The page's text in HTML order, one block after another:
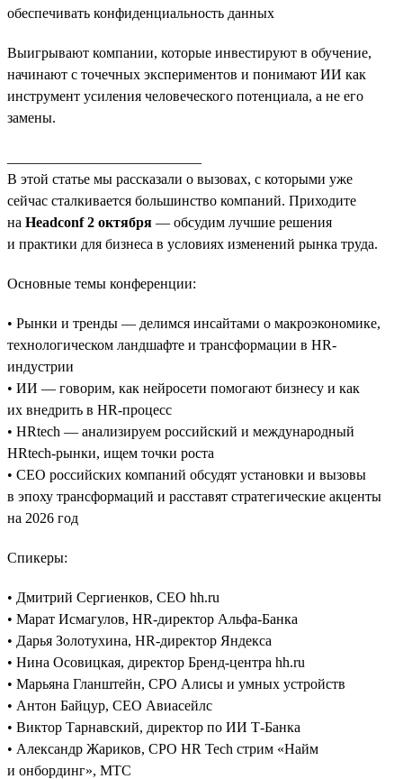
обеспечивать конфиденциальность данных
Выигрывают компании, которые инвестируют в обучение,
начинают с точечных экспериментов и понимают ИИ как
инструмент усиления человеческого потенциала, а не его
замены.
В этой статье мы рассказали о вызовах, с которыми уже
сейчас сталкивается большинство компаний. Приходите
на Headconf 2 октября — обсудим лучшие решения
и практики для бизнеса в условиях изменений рынка труда.
Основные темы конференции:
• Рынки и тренды — делимся инсайтами о макроэкономике,
технологическом ландшафте и трансформации в HR-
индустрии
• ИИ — говорим, как нейросети помогают бизнесу и как
их внедрить в HR-процесс
• HRtech — анализируем российский и международный
HRtech-рынки, ищем точки роста
• CEO российских компаний обсудят установки и вызовы
в эпоху трансформаций и расставят стратегические акценты
на 2026 год
Спикеры:
• Дмитрий Сергиенков, CEO hh.ru
• Марат Исмагулов, HR-директор Альфа-Банка
• Дарья Золотухина, HR-директор Яндекса
• Нина Осовицкая, директор Бренд-центра hh.ru
• Марьяна Гланштейн, CPO Алисы и умных устройств
• Антон Байцур, CEO Авиасейлс
• Виктор Тарнавский, директор по ИИ Т-Банка
• Александр Жариков, CPO HR Tech стрим «Найм
и онбординг», МТС